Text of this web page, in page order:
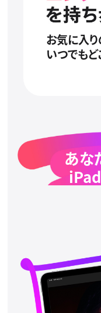
お気に入り
いつでもど
あな
iPad